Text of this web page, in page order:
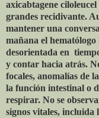
axicabtagene
grandes recidivante.
mantener una
mañana el
desorientada en
y contar hacia atrás.
focales, anomalías de
la función intestinal o
respirar. No se
signos vitales,